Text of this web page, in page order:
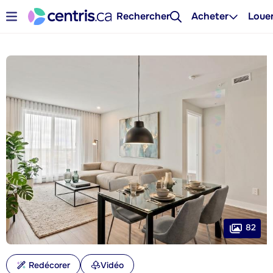
Rechercher Acheter
82
Redécorer Vidéo